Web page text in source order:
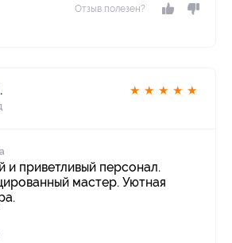
Отзыв полезен?
★ ★ ★ ★ ★
и приветливый персонал.
мастер. Уютная